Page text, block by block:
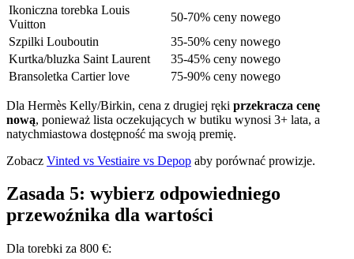
Ikoniczna torebka Louis
Vuitton
50-70% ceny nowego
Szpilki Louboutin
35-50% ceny nowego
Kurtka/bluzka Saint Laurent
35-45% ceny nowego
Bransoletka Cartier love
75-90% ceny nowego
Dla Hermès Kelly/Birkin, cena z drugiej ręki przekracza cenę
nową, ponieważ lista oczekujących w butiku wynosi 3+ lata, a
natychmiastowa dostępność ma swoją premię.
Zobacz Vinted vs Vestiaire vs Depop aby porównać prowizje.
Zasada 5: wybierz odpowiedniego
przewoźnika dla wartości
Dla torebki za 800 €: